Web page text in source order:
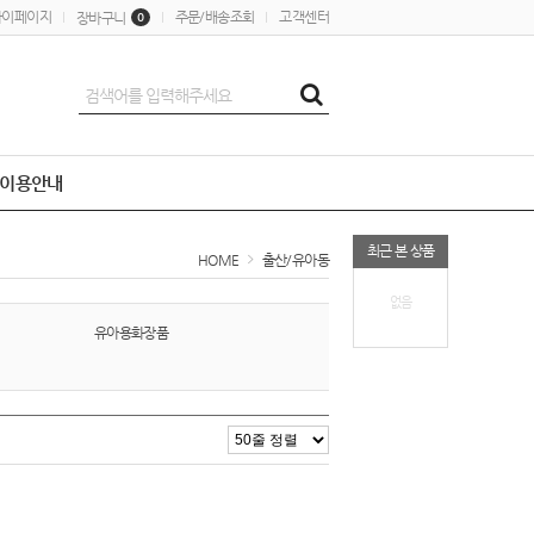
페이지 장바구니 0 주문/배송조회 고객센터
이용안내
최근 본 상품
없음
HOME 출산/유아동
유아용화장품